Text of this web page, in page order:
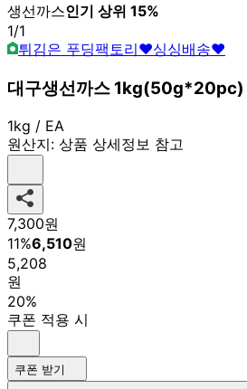
생선까스인기 상위 15%
1/1
튀김은 푸딩팩토리♥싱싱배송♥
대구생선까스 1kg(50g*20pc)
1kg / EA
원산지: 상품 상세정보 참고
7,300원
11%6,510원
5,208
원
20%
쿠폰 적용 시
쿠폰 받기